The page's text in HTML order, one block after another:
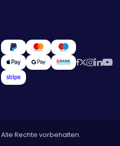
Alle Rechte vorbehalten.